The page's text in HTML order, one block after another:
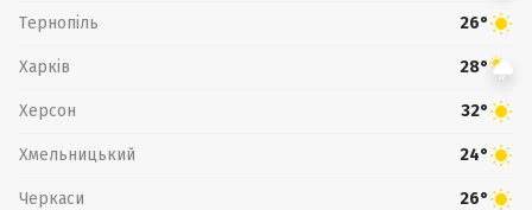
Тернопіль 26°
Харків 28°
Херсон 32°
Хмельницький 24°
Черкаси 26°